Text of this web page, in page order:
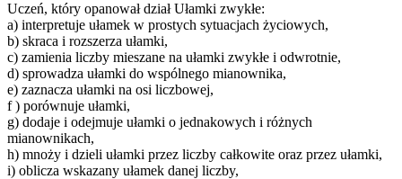
Uczeń, który opanował dział Ułamki zwykłe:
a) interpretuje ułamek w prostych sytuacjach życiowych,
b) skraca i rozszerza ułamki,
c) zamienia liczby mieszane na ułamki zwykłe i odwrotnie,
d) sprowadza ułamki do wspólnego mianownika,
e) zaznacza ułamki na osi liczbowej,
f ) porównuje ułamki,
g) dodaje i odejmuje ułamki o jednakowych i różnych
mianownikach,
h) mnoży i dzieli ułamki przez liczby całkowite oraz przez ułamki,
i) oblicza wskazany ułamek danej liczby,